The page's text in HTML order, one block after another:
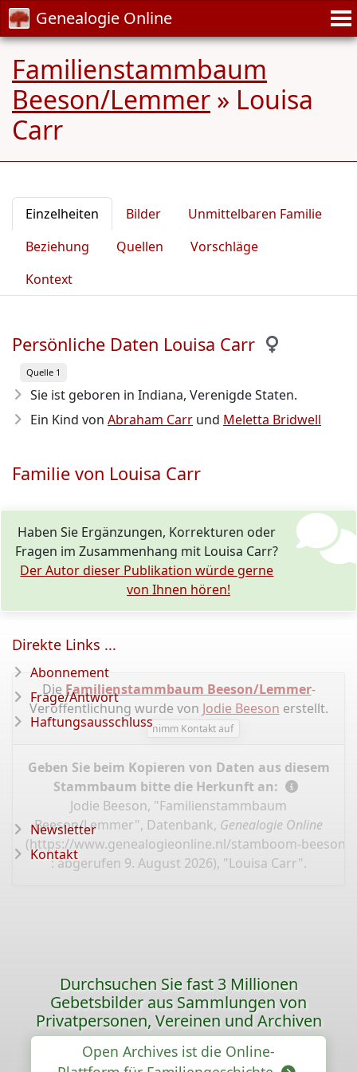
Genealogie Online
Familienstammbaum
Beeson/Lemmer » Louisa
Carr
Einzelheiten Bilder
Unmittelbaren Familie
Beziehung
Quellen
Vorschläge
Kontext
Persönliche Daten Louisa Carr
Quelle 1
Sie ist geboren in Indiana, Verenigde Staten.
Ein Kind von Abraham Carr und Meletta Bridwell
Familie von Louisa Carr
Haben Sie Ergänzungen, Korrekturen oder
Fragen im Zusammenhang mit Louisa Carr?
Der Autor dieser Publikation würde gerne
von Ihnen hören!
Die Familienstammbaum Beeson/Lemmer-
Veröffentlichung wurde von Jodie Beeson erstellt.
nimm Kontakt auf
Geben Sie beim Kopieren von Daten aus diesem
Stammbaum bitte die Herkunft an:
Jodie Beeson, "Familienstammbaum
Beeson/Lemmer", Datenbank, Genealogie Online
(https://www.genealogieonline.nl/stamboom-beeson-
: abgerufen 9. August 2026), "Louisa Carr".
Direkte Links ...
Abonnement
Frage/Antwort
Haftungsausschluss
Newsletter
Kontakt
Durchsuchen Sie fast 3 Millionen
Gebetsbilder aus Sammlungen von
Privatpersonen, Vereinen und Archiven
Open Archives ist die Online-